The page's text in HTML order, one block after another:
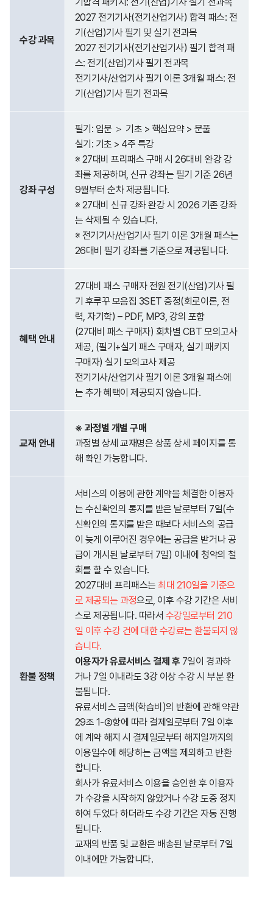
수강 과목
2027 전기기사(전기산업기사) 합격 패스: 전
기(산업)기사 필기 및 실기 전과목
2027 전기기사(전기산업기사) 필기 합격 패
스: 전기(산업)기사 필기 전과목
전기기사/산업기사 필기 이론 3개월 패스: 전
기(산업)기사 필기 전과목
강좌 구성
필기: 입문 ＞ 기초 > 핵심요약 > 문풀
실기: 기초 > 4주 특강
※ 27대비 프리패스 구매 시 26대비 완강 강
좌를 제공하며, 신규 강좌는 필기 기준 26년
9월부터 순차 제공됩니다.
※ 27대비 신규 강좌 완강 시 2026 기존 강좌
는 삭제될 수 있습니다.
※ 전기기사/산업기사 필기 이론 3개월 패스는
26대비 필기 강좌를 기준으로 제공됩니다.
혜택 안내
27대비 패스 구매자 전원 전기(산업)기사 필
기 후루꾸 모음집 3SET 증정(회로이론, 전
력, 자기학) – PDF, MP3, 강의 포함
(27대비 패스 구매자) 회차별 CBT 모의고사
제공, (필기+실기 패스 구매자, 실기 패키지
구매자) 실기 모의고사 제공
전기기사/산업기사 필기 이론 3개월 패스에
는 추가 혜택이 제공되지 않습니다.
교재 안내
※ 과정별 개별 구매
과정별 상세 교재명은 상품 상세 페이지를 통
해 확인 가능합니다.
환불 정책
서비스의 이용에 관한 계약을 체결한 이용자
는 수신확인의 통지를 받은 날로부터 7일(수
신확인의 통지를 받은 때보다 서비스의 공급
이 늦게 이루어진 경우에는 공급을 받거나 공
급이 개시된 날로부터 7일) 이내에 청약의 철
회를 할 수 있습니다.
2027대비 프리패스는최대 210일을 기준으
로 제공되는 과정으로, 이후 수강 기간은 서비
스로 제공됩니다. 따라서 수강일로부터 210
일 이후 수강 건에 대한 수강료는 환불되지 않
습니다.
이용자가 유료서비스 결제 후 7일이 경과하
거나 7일 이내라도 3강 이상 수강 시 부분 환
불됩니다.
유료서비스 금액(학습비)의 반환에 관해 약관
29조 1-②항에 따라 결제일로부터 7일 이후
에 계약 해지 시 결제일로부터 해지일까지의
이용일수에 해당하는 금액을 제외하고 반환
합니다.
회사가 유료서비스 이용을 승인한 후 이용자
가 수강을 시작하지 않았거나 수강 도중 정지
하여 두었다 하더라도 수강 기간은 자동 진행
됩니다.
교재의 반품 및 교환은 배송된 날로부터 7일
이내에만 가능합니다.